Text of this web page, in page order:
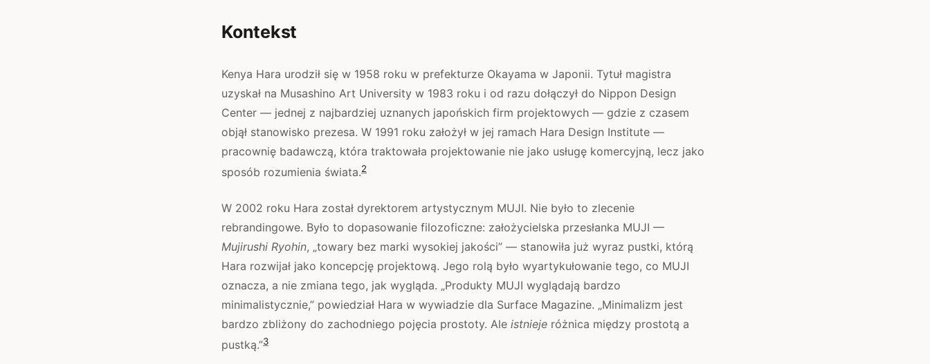
Kontekst
Kenya Hara urodził się w 1958 roku w prefekturze Okayama w Japonii. Tytuł magistra
uzyskał na Musashino Art University w 1983 roku i od razu dołączył do Nippon Design
Center — jednej z najbardziej uznanych japońskich firm projektowych — gdzie z czasem
objął stanowisko prezesa. W 1991 roku założył w jej ramach Hara Design Institute —
pracownię badawczą, która traktowała projektowanie nie jako usługę komercyjną, lecz jako
sposób rozumienia świata.2
W 2002 roku Hara został dyrektorem artystycznym MUJI. Nie było to zlecenie
rebrandingowe. Było to dopasowanie filozoficzne: założycielska przesłanka MUJI —
Mujirushi Ryohin, „towary bez marki wysokiej jakości” — stanowiła już wyraz pustki, którą
Hara rozwijał jako koncepcję projektową. Jego rolą było wyartykułowanie tego, co MUJI
oznacza, a nie zmiana tego, jak wygląda. „Produkty MUJI wyglądają bardzo
minimalistycznie,” powiedział Hara w wywiadzie dla Surface Magazine. „Minimalizm jest
bardzo zbliżony do zachodniego pojęcia prostoty. Ale istnieje różnica między prostotą a
pustką.”3